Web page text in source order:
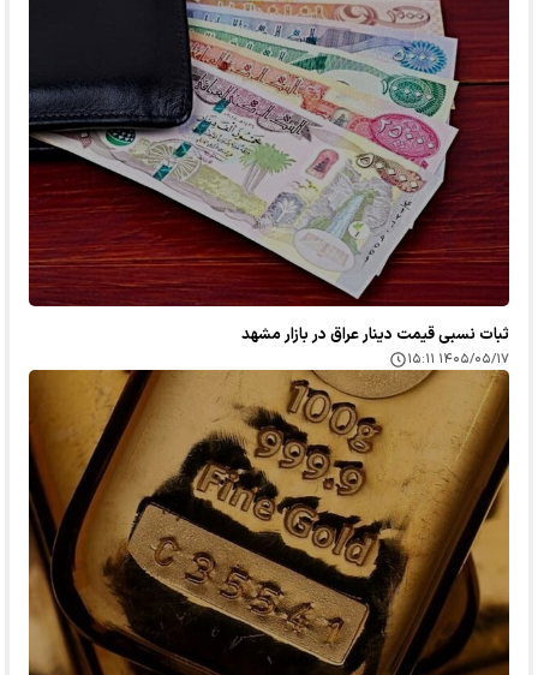
ثبات نسبی قیمت دینار عراق در بازار مشهد
۱۴۰۵/۰۵/۱۷ ۱۵:۱۱